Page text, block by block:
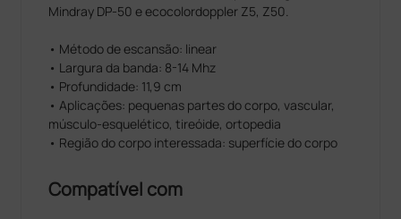
Mindray DP-50 e ecocolordoppler Z5, Z50.
• Método de escansão: linear
• Largura da banda: 8-14 Mhz
• Profundidade: 11,9 cm
• Aplicações: pequenas partes do corpo, vascular,
músculo-esquelético, tireóide, ortopedia
• Região do corpo interessada: superfície do corpo
Compatível com